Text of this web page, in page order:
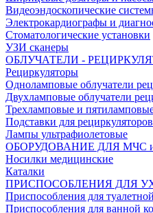
Видеоэндоскопические
Электрокардиографы и
Стоматологические установки
УЗИ сканеры
ОБЛУЧАТЕЛИ -
Рециркуляторы
Одноламповые облучатели
Двухламповые облучатели
Трехламповые и
Подставки для рециркуляторов
Лампы ультрафиолетовые
ОБОРУДОВАНИЕ ДЛЯ МЧС
Носилки медицинские
Каталки
ПРИСПОСОБЛЕНИЯ ДЛЯ
Приспособления для
Приспособления для ванной